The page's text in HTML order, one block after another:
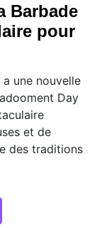
Barbade
pour
une nouvelle
Day
et de
des traditions